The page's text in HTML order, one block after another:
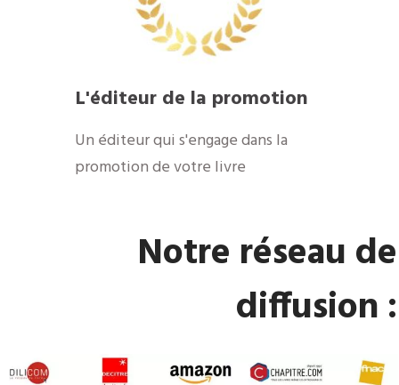
​L'éditeur de la promotion
​Un éditeur qui s'engage dans la
promotion de votre livre
​Notre réseau de
diffusion :